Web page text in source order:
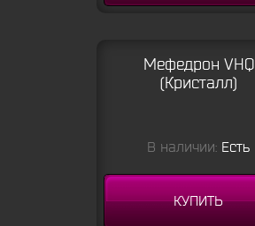
Мефедрон VHQ
(Кристалл)
В наличии: Есть
КУПИТЬ